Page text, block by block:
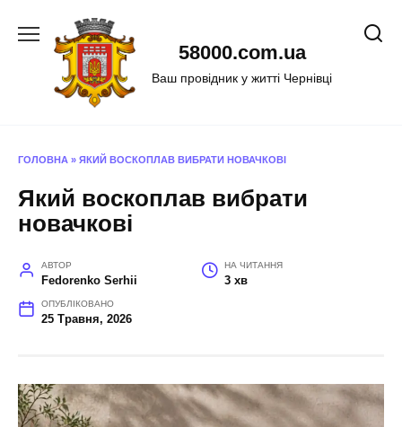
58000.com.ua
Ваш провідник у житті Чернівці
ГОЛОВНА » ЯКИЙ ВОСКОПЛАВ ВИБРАТИ НОВАЧКОВІ
Який воскоплав вибрати
новачкові
АВТОР
Fedorenko Serhii
НА ЧИТАННЯ
3 хв
ОПУБЛІКОВАНО
25 Травня, 2026